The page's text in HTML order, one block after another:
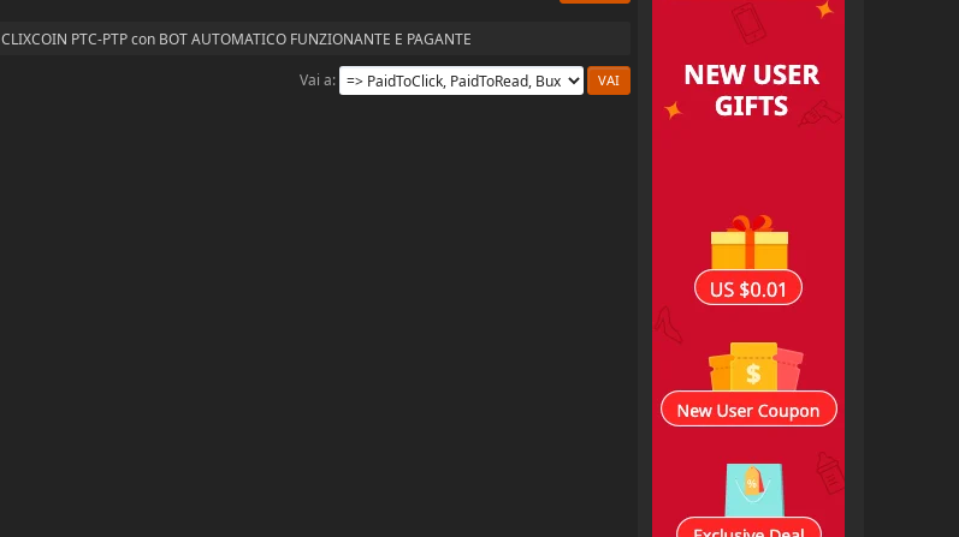
CLIXCOIN PTC-PTP con BOT AUTOMATICO FUNZIONANTE E PAGANTE
Vai a